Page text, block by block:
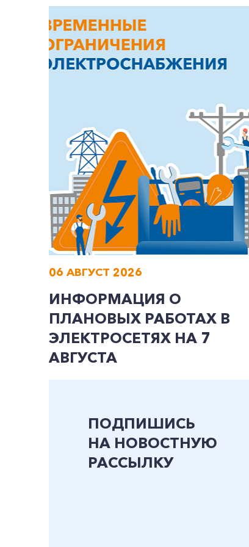
06 АВГУСТ 2026
ИНФОРМАЦИЯ О
ПЛАНОВЫХ РАБОТАХ В
ЭЛЕКТРОСЕТЯХ НА 7
АВГУСТА
ПОДПИШИСЬ
НА НОВОСТНУЮ
РАССЫЛКУ